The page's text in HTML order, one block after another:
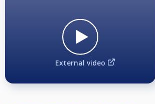
External video